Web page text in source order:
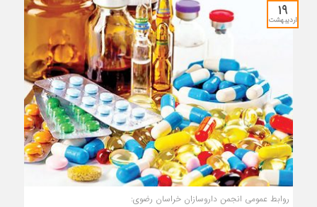
۱۹
اردیبهشت
روابط عمومی انجمن داروسازان خراسان رضوی: